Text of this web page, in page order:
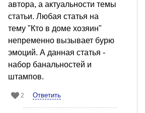
автора, а актуальности темы
статьи. Любая статья на
тему "Кто в доме хозяин"
непременно вызывает бурю
эмоций. А данная статья -
набор банальностей и
штампов.
2 Ответить